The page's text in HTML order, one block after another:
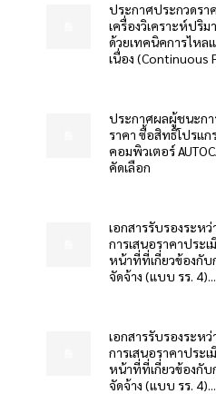
ประกาศประกวดรา
เครื่องวิเคราะห์ปริม
ด้วยเทคนิคการไหล
เนื่อง (Continuous
ประกาศผลผู้ชนะกา
ราคา ซื้อสิทธิโปรแก
คอมพิวเตอร์
คัดเลือก
เอกสารรับรองระห
การเสนอราคาประเ
หน้าที่ที่เกี่ยวข้องกับ
จัดจ้าง (แบบ รร. 4)...
เอกสารรับรองระห
การเสนอราคาประเ
หน้าที่ที่เกี่ยวข้องกับ
จัดจ้าง (แบบ รร. 4)...